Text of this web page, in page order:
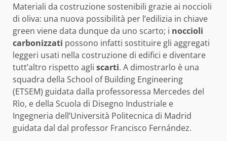
Materiali da costruzione sostenibili grazie ai noccioli
di oliva: una nuova possibilità per l’edilizia in chiave
green viene data dunque da uno scarto; i noccioli
carbonizzati possono infatti sostituire gli aggregati
leggeri usati nella costruzione di edifici e diventare
tutt’altro rispetto agli scarti. A dimostrarlo è una
squadra della School of Building Engineering
(ETSEM) guidata dalla professoressa Mercedes del
Rìo, e della Scuola di Disegno Industriale e
Ingegneria dell’Università Politecnica di Madrid
guidata dal dal professor Francisco Fernández.